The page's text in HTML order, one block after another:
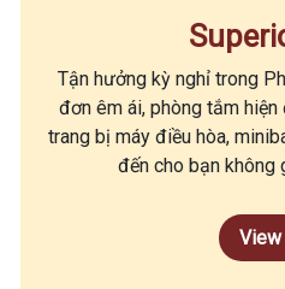
Tận hưởng kỳ nghỉ trong
đơn êm ái, phòng tắm
trang bị máy điều hòa,
đến cho bạn không